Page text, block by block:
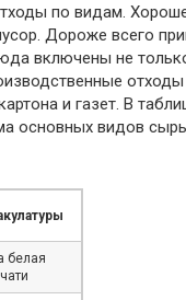
по видам.
Дороже всего
включены не
отходы
и газет. В
основных видов
белая